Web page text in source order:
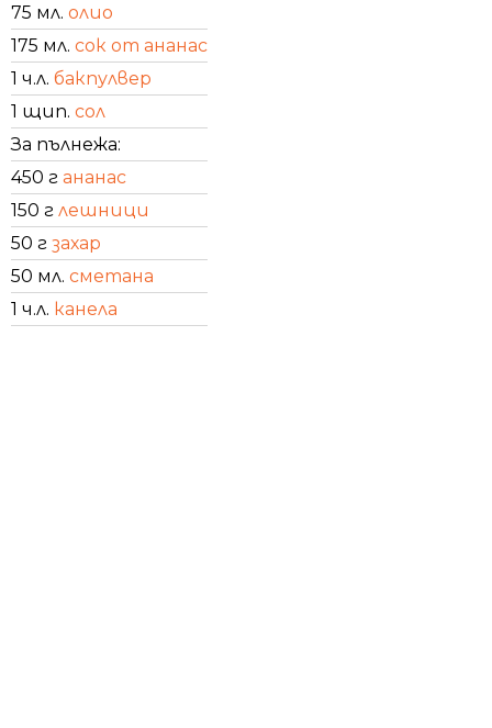
75 мл. олио
175 мл. сок от ананас
1 ч.л. бакпулвер
1 щип. сол
За пълнежа:
450 г ананас
150 г лешници
50 г захар
50 мл. сметана
1 ч.л. канела